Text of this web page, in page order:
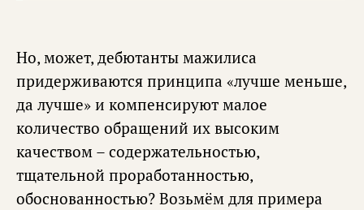
Но, может, дебютанты мажилиса
придерживаются принципа «лучше меньше,
да лучше» и компенсируют малое
количество обращений их высоким
качеством – содержательностью,
тщательной проработанностью,
обоснованностью? Возьмём для примера